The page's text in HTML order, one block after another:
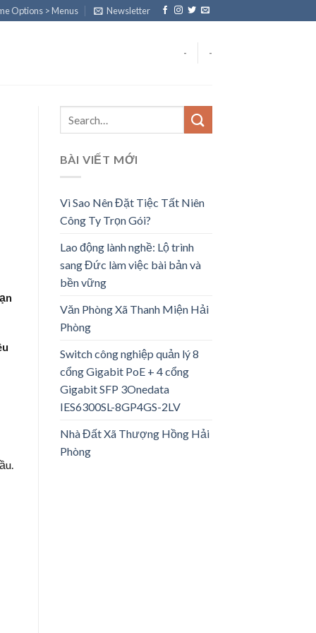
Options > Menus Newsletter
- -
BÀI VIẾT MỚI
Vì Sao Nên Đặt Tiệc Tất Niên
Công Ty Trọn Gói?
Lao động lành nghề: Lộ trình
sang Đức làm việc bài bản và
bền vững
Văn Phòng Xã Thanh Miện Hải
Phòng
Switch công nghiệp quản lý 8
cổng Gigabit PoE + 4 cổng
Gigabit SFP 3Onedata
IES6300SL-8GP4GS-2LV
Nhà Đất Xã Thượng Hồng Hải
Phòng